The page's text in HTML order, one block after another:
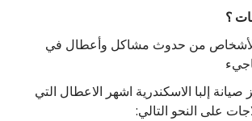
؟
الأشخاص من حدوث مشاكل وأعطال في
إلبا الاسكندرية اشهر الاعطال التي
على النحو التالي: